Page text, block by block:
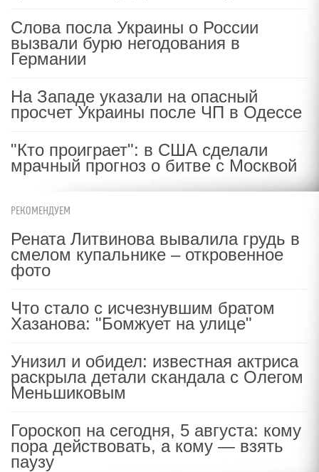
Слова посла Украины о России
вызвали бурю негодования в
Германии
На Западе указали на опасный
просчет Украины после ЧП в Одессе
"Кто проиграет": в США сделали
мрачный прогноз о битве с Москвой
РЕКОМЕНДУЕМ
Рената Литвинова вывалила грудь в
смелом купальнике – откровенное
фото
Что стало с исчезнувшим братом
Хазанова: "Бомжует на улице"
Унизил и обидел: известная актриса
раскрыла детали скандала с Олегом
Меньшиковым
Гороскоп на сегодня, 5 августа: кому
пора действовать, а кому — взять
паузу